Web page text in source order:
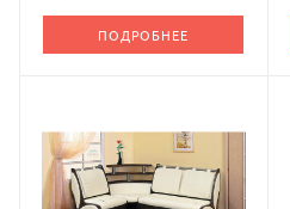
ПОДРОБНЕЕ